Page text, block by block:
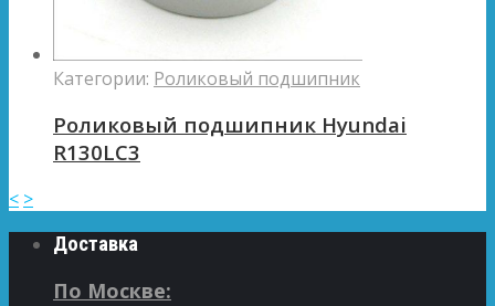
Категории: Роликовый подшипник
Роликовый подшипник Hyundai
R130LC3
< >
Доставка
По Москве: